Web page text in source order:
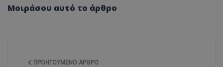
Μοιράσου αυτό το άρθρο
ΠΡΟΗΓΟΎΜΕΝΟ ΆΡΘΡΟ